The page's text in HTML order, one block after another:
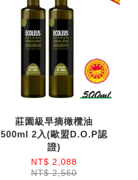
莊園級早摘橄欖油
500ml 2入(歐盟D.O.P認
證)
NT$ 2,088
NT$ 2,560